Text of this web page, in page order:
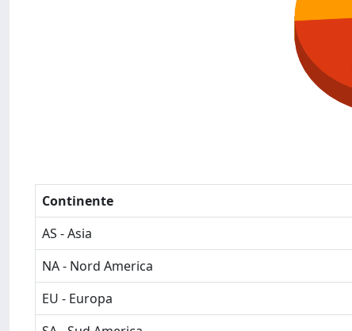
Continente
AS - Asia
NA - Nord America
EU - Europa